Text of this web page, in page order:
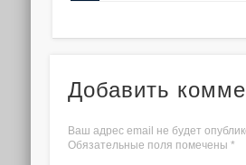
Добавить
Ваш адрес email не будет
Обязательные поля помечены *